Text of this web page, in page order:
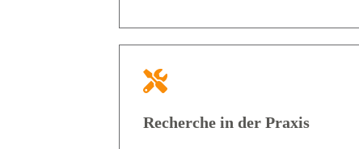
Recherche in der Praxis